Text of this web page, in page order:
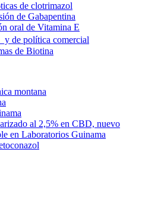
de clotrimazol
de Gabapentina
oral de Vitamina E
de política comercial
de Biotina
montana
al 2,5% en CBD, nuevo
en Laboratorios Guinama